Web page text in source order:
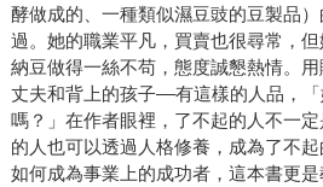
酵做成的、一種類似濕豆豉的豆製品
過。她的職業平凡，買賣也很尋常，但
納豆做得一絲不苟，態度誠懇熱情。
丈夫和背上的孩子––有這樣的人品，
嗎？」在作者眼裡，了不起的人不一
的人也可以透過人格修養，成為了不
如何成為事業上的成功者，這本書更